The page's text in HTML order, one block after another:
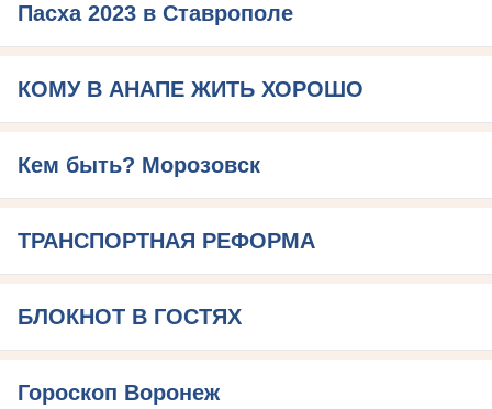
Пасха 2023 в Ставрополе
КОМУ В АНАПЕ ЖИТЬ ХОРОШО
Кем быть? Морозовск
ТРАНСПОРТНАЯ РЕФОРМА
БЛОКНОТ В ГОСТЯХ
Гороскоп Воронеж